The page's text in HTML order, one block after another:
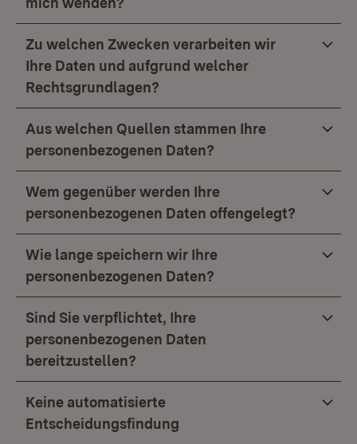
Zu welchen Zwecken verarbeiten wir
Ihre Daten und aufgrund welcher
Rechtsgrundlagen?
Aus welchen Quellen stammen Ihre
personenbezogenen Daten?
Wem gegenüber werden Ihre
personenbezogenen Daten offengelegt?
Wie lange speichern wir Ihre
personenbezogenen Daten?
Sind Sie verpflichtet, Ihre
personenbezogenen Daten
bereitzustellen?
Keine automatisierte
Entscheidungsfindung